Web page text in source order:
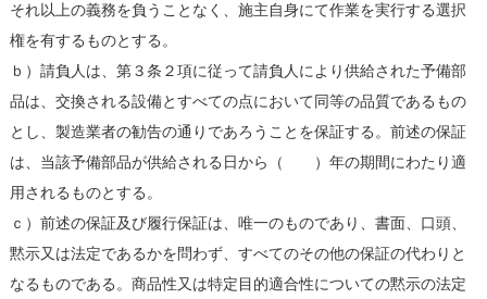
それ以上の義務を負うことなく、施主自身にて作業を実行する選択
権を有するものとする。
ｂ）請負人は、第３条２項に従って請負人により供給された予備部
品は、交換される設備とすべての点において同等の品質であるもの
とし、製造業者の勧告の通りであろうことを保証する。前述の保証
は、当該予備部品が供給される日から（ ）年の期間にわたり適
用されるものとする。
ｃ）前述の保証及び履行保証は、唯一のものであり、書面、口頭、
黙示又は法定であるかを問わず、すべてのその他の保証の代わりと
なるものである。商品性又は特定目的適合性についての黙示の法定